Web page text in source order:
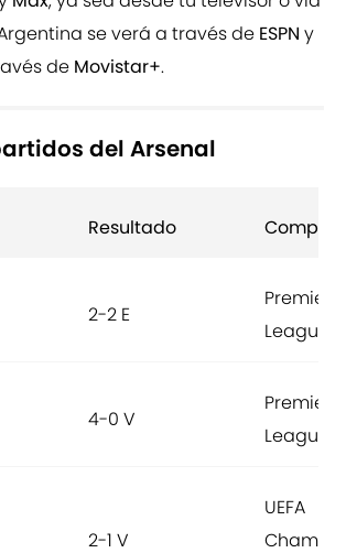
se verá a través de ESPN y
de Movistar+.
del Arsenal
Resultado
2-2 E
Premier
League
4-0 V
Premier
League
2-1 V
UEFA